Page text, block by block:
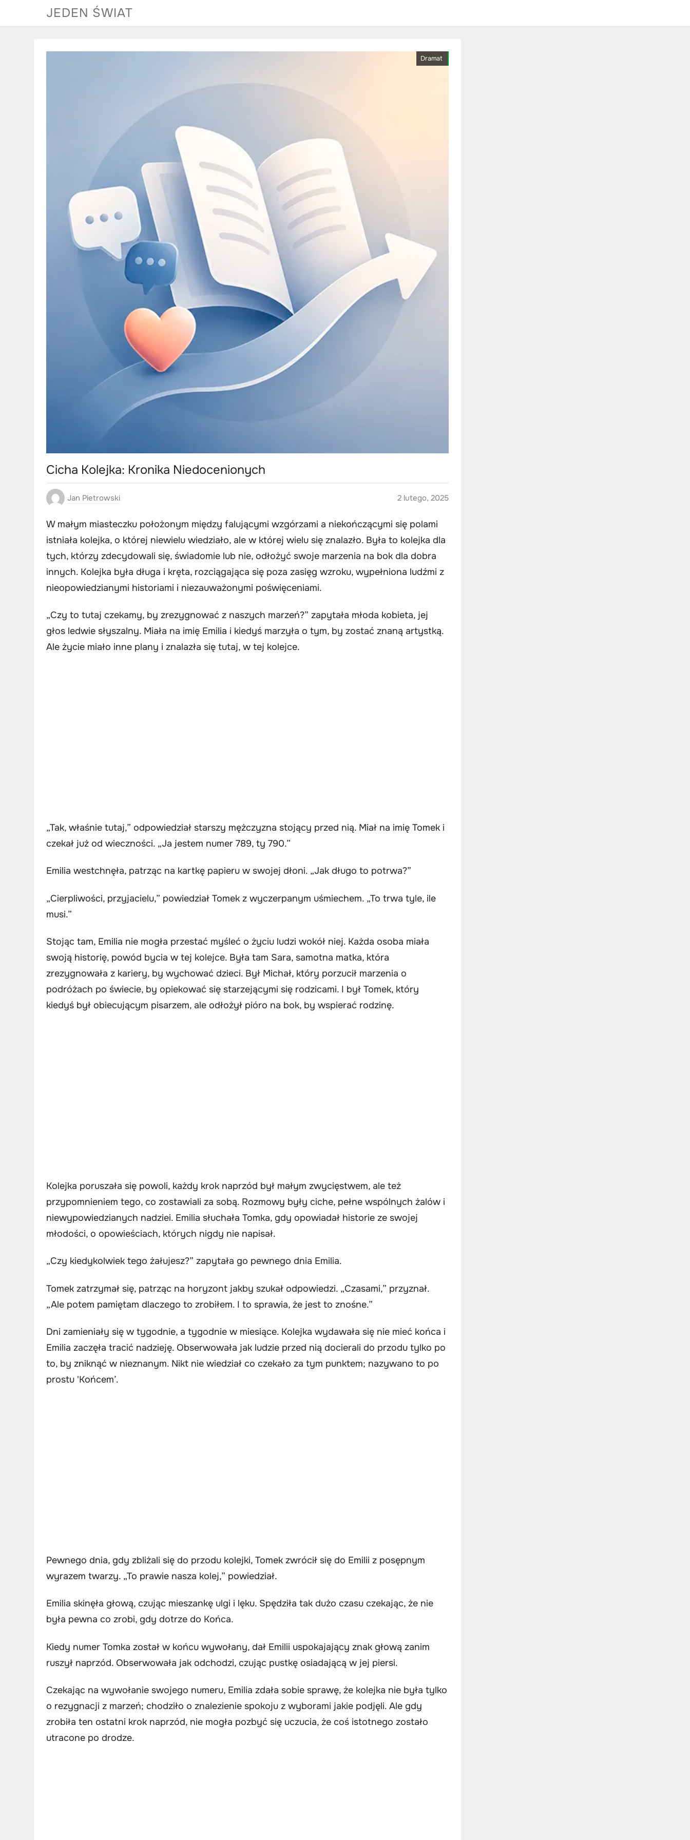
JEDEN ŚWIAT
Dramat
Cicha Kolejka: Kronika Niedocenionych
Jan Pietrowski 2 lutego, 2025
W małym miasteczku położonym między falującymi wzgórzami a niekończącymi się polami
istniała kolejka, o której niewielu wiedziało, ale w której wielu się znalazło. Była to kolejka dla
tych, którzy zdecydowali się, świadomie lub nie, odłożyć swoje marzenia na bok dla dobra
innych. Kolejka była długa i kręta, rozciągająca się poza zasięg wzroku, wypełniona ludźmi z
nieopowiedzianymi historiami i niezauważonymi poświęceniami.
„Czy to tutaj czekamy, by zrezygnować z naszych marzeń?” zapytała młoda kobieta, jej
głos ledwie słyszalny. Miała na imię Emilia i kiedyś marzyła o tym, by zostać znaną artystką.
Ale życie miało inne plany i znalazła się tutaj, w tej kolejce.
„Tak, właśnie tutaj,” odpowiedział starszy mężczyzna stojący przed nią. Miał na imię Tomek i
czekał już od wieczności. „Ja jestem numer 789, ty 790.”
Emilia westchnęła, patrząc na kartkę papieru w swojej dłoni. „Jak długo to potrwa?”
„Cierpliwości, przyjacielu,” powiedział Tomek z wyczerpanym uśmiechem. „To trwa tyle, ile
musi.”
Stojąc tam, Emilia nie mogła przestać myśleć o życiu ludzi wokół niej. Każda osoba miała
swoją historię, powód bycia w tej kolejce. Była tam Sara, samotna matka, która
zrezygnowała z kariery, by wychować dzieci. Był Michał, który porzucił marzenia o
podróżach po świecie, by opiekować się starzejącymi się rodzicami. I był Tomek, który
kiedyś był obiecującym pisarzem, ale odłożył pióro na bok, by wspierać rodzinę.
Kolejka poruszała się powoli, każdy krok naprzód był małym zwycięstwem, ale też
przypomnieniem tego, co zostawiali za sobą. Rozmowy były ciche, pełne wspólnych żalów i
niewypowiedzianych nadziei. Emilia słuchała Tomka, gdy opowiadał historie ze swojej
młodości, o opowieściach, których nigdy nie napisał.
„Czy kiedykolwiek tego żałujesz?” zapytała go pewnego dnia Emilia.
Tomek zatrzymał się, patrząc na horyzont jakby szukał odpowiedzi. „Czasami,” przyznał.
„Ale potem pamiętam dlaczego to zrobiłem. I to sprawia, że jest to znośne.”
Dni zamieniały się w tygodnie, a tygodnie w miesiące. Kolejka wydawała się nie mieć końca i
Emilia zaczęła tracić nadzieję. Obserwowała jak ludzie przed nią docierali do przodu tylko po
to, by zniknąć w nieznanym. Nikt nie wiedział co czekało za tym punktem; nazywano to po
prostu 'Końcem’.
Pewnego dnia, gdy zbliżali się do przodu kolejki, Tomek zwrócił się do Emilii z posępnym
wyrazem twarzy. „To prawie nasza kolej,” powiedział.
Emilia skinęła głową, czując mieszankę ulgi i lęku. Spędziła tak dużo czasu czekając, że nie
była pewna co zrobi, gdy dotrze do Końca.
Kiedy numer Tomka został w końcu wywołany, dał Emilii uspokajający znak głową zanim
ruszył naprzód. Obserwowała jak odchodzi, czując pustkę osiadającą w jej piersi.
Czekając na wywołanie swojego numeru, Emilia zdała sobie sprawę, że kolejka nie była tylko
o rezygnacji z marzeń; chodziło o znalezienie spokoju z wyborami jakie podjęli. Ale gdy
zrobiła ten ostatni krok naprzód, nie mogła pozbyć się uczucia, że coś istotnego zostało
utracone po drodze.